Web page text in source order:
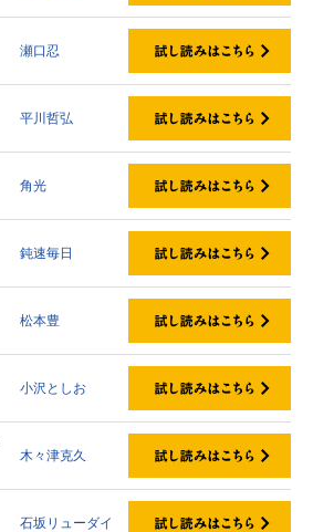
瀬口忍
平川哲弘
角光
鈍速毎日
松本豊
小沢としお
木々津克久
石坂リューダイ